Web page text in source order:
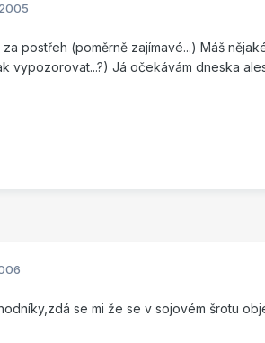
postřeh (poměrně zajímavé...) Máš
vypozorovat...?) Já očekávám dneska
se mi že se v sojovém šrotu